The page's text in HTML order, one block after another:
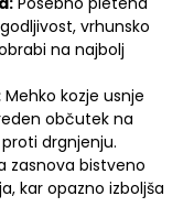
vrhunsko
na najbolj
Mehko kozje usnje
občutek na
drgnjenju.
zasnova bistveno
kar opazno izboljša